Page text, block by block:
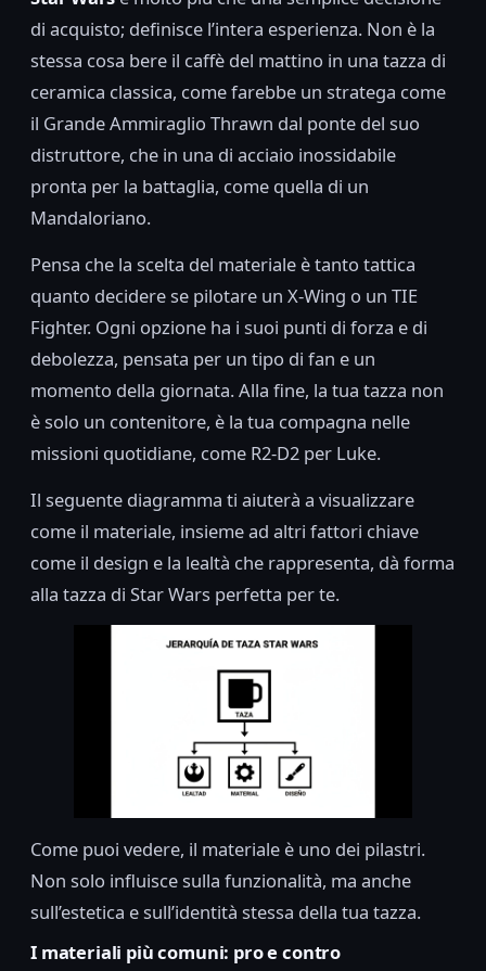
di acquisto; definisce l’intera esperienza. Non è la
stessa cosa bere il caffè del mattino in una tazza di
ceramica classica, come farebbe un stratega come
il Grande Ammiraglio Thrawn dal ponte del suo
distruttore, che in una di acciaio inossidabile
pronta per la battaglia, come quella di un
Mandaloriano.
Pensa che la scelta del materiale è tanto tattica
quanto decidere se pilotare un X-Wing o un TIE
Fighter. Ogni opzione ha i suoi punti di forza e di
debolezza, pensata per un tipo di fan e un
momento della giornata. Alla fine, la tua tazza non
è solo un contenitore, è la tua compagna nelle
missioni quotidiane, come R2-D2 per Luke.
Il seguente diagramma ti aiuterà a visualizzare
come il materiale, insieme ad altri fattori chiave
come il design e la lealtà che rappresenta, dà forma
alla tazza di Star Wars perfetta per te.
Come puoi vedere, il materiale è uno dei pilastri.
Non solo influisce sulla funzionalità, ma anche
sull’estetica e sull’identità stessa della tua tazza.
I materiali più comuni: pro e contro